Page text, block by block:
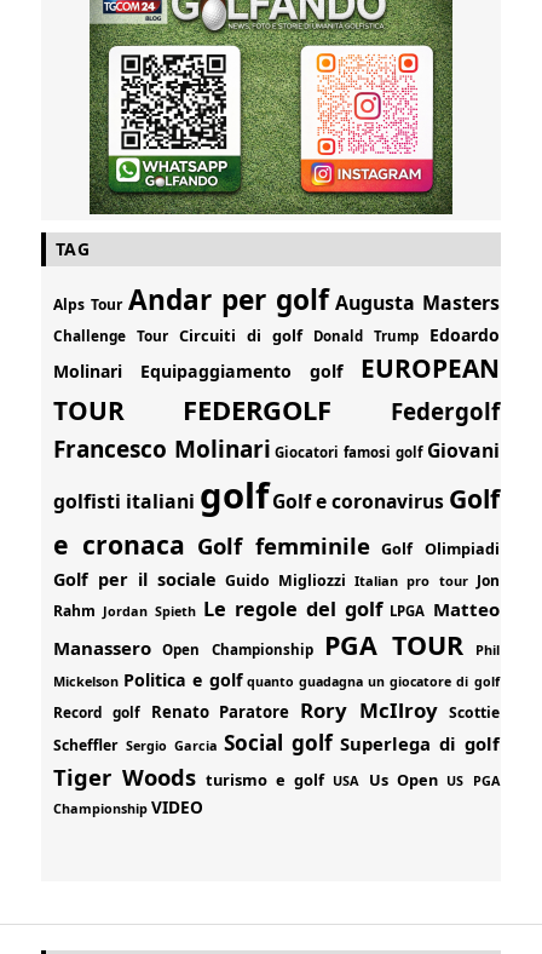
TAG
Alps Tour Andar per golf Augusta Masters
Challenge Tour Circuiti di golf Donald Trump
Edoardo
Molinari
Equipaggiamento golf
EUROPEAN
TOUR
FEDERGOLF Federgolf
Francesco Molinari Giocatori famosi golf Giovani
golfisti italiani golf Golf e coronavirus Golf
e cronaca Golf femminile Golf Olimpiadi
Golf per il sociale Guido Migliozzi Italian pro tour Jon
Rahm Jordan Spieth Le regole del golf LPGA Matteo
Manassero
Open Championship PGA TOUR
Phil
Mickelson Politica e golf quanto guadagna un giocatore di golf
Record golf Renato Paratore Rory McIlroy Scottie
Scheffler Sergio Garcia Social golf Superlega di golf
Tiger Woods turismo e golf USA Us Open US PGA
Championship VIDEO